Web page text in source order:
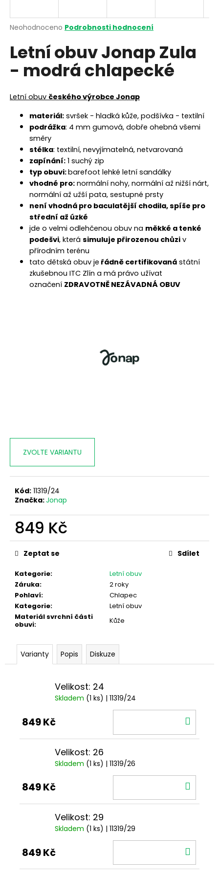
Průměrné
produktu
je
z
hvězdiček.
Neohodnoceno Podrobnosti hodnocení
Letní obuv Jonap Zula
- modrá chlapecké
Letní obuv českého výrobce Jonap
materiál: svršek - hladká kůže, podšívka - textilní
podrážka: 4 mm gumová, dobře ohebná všemi
směry
stélka: textilní, nevyjímatelná, netvarovaná
zapínání: 1 suchý zip
typ obuvi:barefoot lehké letní sandálky
vhodné pro: normální nohy, normální až nižší nárt,
normální až užší pata, sestupné prsty
není vhodná pro baculatější chodila, spíše pro
střední až úzké
jde o velmi odlehčenou obuv na měkké a tenké
podešvi, která simuluje přirozenou chůzi v
přírodním terénu
tato dětská obuv je řádně certifikovaná státní
zkušebnou ITC Zlín a má právo užívat
označení ZDRAVOTNĚ NEZÁVADNÁ OBUV
ZVOLTE VARIANTU
Kód: 11319/24
Značka:Jonap
849 Kč
Měrná
cena:
Kategorie:
Letní obuv
Záruka:
2 roky
Pohlaví:
Chlapec
Kategorie:
Letní obuv
Materiál svrchní části
obuvi: Kůže
Zeptat se Sdílet
Varianty Popis Diskuze
Velikost: 24
Skladem (1 ks) | 11319/24
849 Kč
Velikost: 26
Skladem (1 ks) | 11319/26
849 Kč
Velikost: 29
Skladem (1 ks) | 11319/29
849 Kč
j
t
?
HLEDAT